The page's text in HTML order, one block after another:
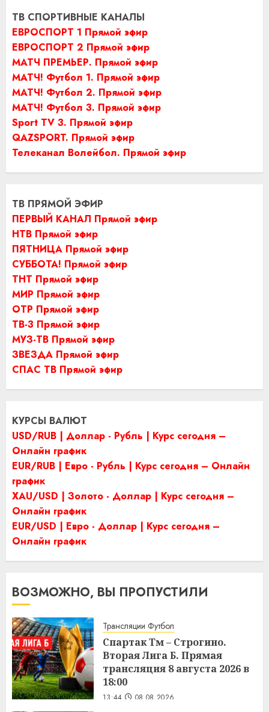
ТВ СПОРТИВНЫЕ КАНАЛЫ
ЕВРОСПОРТ 1 Прямой эфир
ЕВРОСПОРТ 2 Прямой эфир
МАТЧ ПРЕМЬЕР. Прямой эфир
МАТЧ! Футбол 1. Прямой эфир
МАТЧ! Футбол 2. Прямой эфир
МАТЧ! Футбол 3. Прямой эфир
Sport TV 3. Прямой эфир
QAZSPORT. Прямой эфир
Телеканал Волейбол. Прямой эфир
ТВ ПРЯМОЙ ЭФИР
ПЕРВЫЙ КАНАЛ Прямой эфир
НТВ Прямой эфир
ПЯТНИЦА Прямой эфир
СУББОТА! Прямой эфир
ТНТ Прямой эфир
МИР Прямой эфир
ОТР Прямой эфир
ТВ-3 Прямой эфир
МУЗ-ТВ Прямой эфир
ЗВЕЗДА Прямой эфир
СПАС ТВ Прямой эфир
КУРСЫ ВАЛЮТ
USD/RUB | Доллар - Рубль | Курс сегодня –
Онлайн график
EUR/RUB | Евро - Рубль | Курс сегодня – Онлайн
график
XAU/USD | Золото - Доллар | Курс сегодня –
Онлайн график
EUR/USD | Евро - Доллар | Курс сегодня –
Онлайн график
ВОЗМОЖНО, ВЫ ПРОПУСТИЛИ
Трансляции Футбол
Спартак Тм – Строгино.
Вторая Лига Б. Прямая
трансляция 8 августа 2026 в
18:00
13:44 08.08.2026